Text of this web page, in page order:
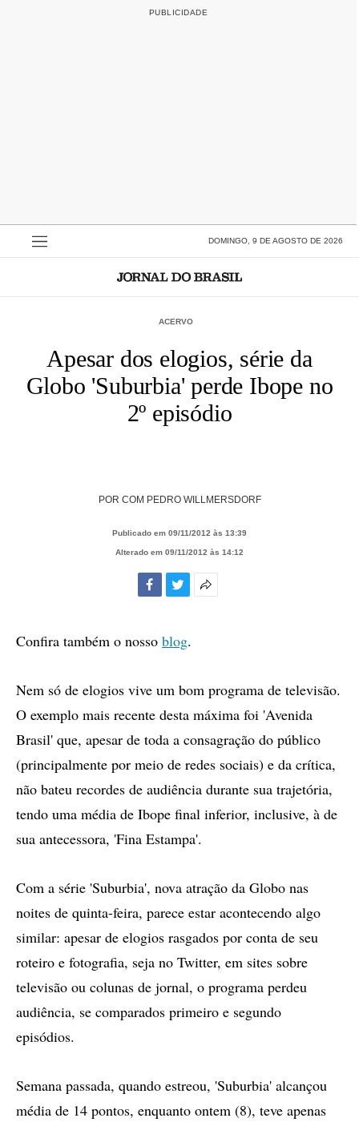
DOMINGO, 9 DE AGOSTO DE 2026
ACERVO
Apesar dos elogios, série da
Globo 'Suburbia' perde Ibope no
2º episódio
POR COM PEDRO WILLMERSDORF
Publicado em 09/11/2012 às 13:39
Alterado em 09/11/2012 às 14:12
Confira também o nosso blog.
Nem só de elogios vive um bom programa de televisão.
O exemplo mais recente desta máxima foi 'Avenida
Brasil' que, apesar de toda a consagração do público
(principalmente por meio de redes sociais) e da crítica,
não bateu recordes de audiência durante sua trajetória,
tendo uma média de Ibope final inferior, inclusive, à de
sua antecessora, 'Fina Estampa'.
Com a série 'Suburbia', nova atração da Globo nas
noites de quinta-feira, parece estar acontecendo algo
similar: apesar de elogios rasgados por conta de seu
roteiro e fotografia, seja no Twitter, em sites sobre
televisão ou colunas de jornal, o programa perdeu
audiência, se comparados primeiro e segundo
episódios.
Semana passada, quando estreou, 'Suburbia' alcançou
média de 14 pontos, enquanto ontem (8), teve apenas